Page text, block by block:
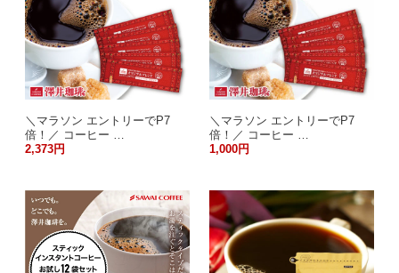
＼マラソン エントリーでP7
倍！／ コーヒー …
2,373円
＼マラソン エントリーでP7
倍！／ コーヒー …
1,000円